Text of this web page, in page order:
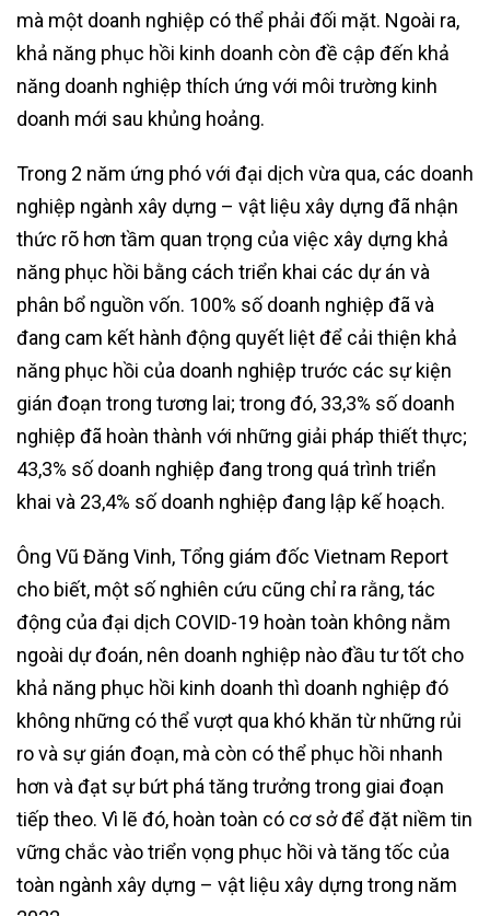
mà một doanh nghiệp có thể phải đối mặt. Ngoài ra,
khả năng phục hồi kinh doanh còn đề cập đến khả
năng doanh nghiệp thích ứng với môi trường kinh
doanh mới sau khủng hoảng.
Trong 2 năm ứng phó với đại dịch vừa qua, các doanh
nghiệp ngành xây dựng – vật liệu xây dựng đã nhận
thức rõ hơn tầm quan trọng của việc xây dựng khả
năng phục hồi bằng cách triển khai các dự án và
phân bổ nguồn vốn. 100% số doanh nghiệp đã và
đang cam kết hành động quyết liệt để cải thiện khả
năng phục hồi của doanh nghiệp trước các sự kiện
gián đoạn trong tương lai; trong đó, 33,3% số doanh
nghiệp đã hoàn thành với những giải pháp thiết thực;
43,3% số doanh nghiệp đang trong quá trình triển
khai và 23,4% số doanh nghiệp đang lập kế hoạch.
Ông Vũ Đăng Vinh, Tổng giám đốc Vietnam Report
cho biết, một số nghiên cứu cũng chỉ ra rằng, tác
động của đại dịch COVID-19 hoàn toàn không nằm
ngoài dự đoán, nên doanh nghiệp nào đầu tư tốt cho
khả năng phục hồi kinh doanh thì doanh nghiệp đó
không những có thể vượt qua khó khăn từ những rủi
ro và sự gián đoạn, mà còn có thể phục hồi nhanh
hơn và đạt sự bứt phá tăng trưởng trong giai đoạn
tiếp theo. Vì lẽ đó, hoàn toàn có cơ sở để đặt niềm tin
vững chắc vào triển vọng phục hồi và tăng tốc của
toàn ngành xây dựng – vật liệu xây dựng trong năm